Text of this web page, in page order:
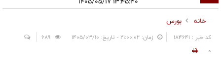
وضعیت
ناوبری
خانه
بورس
کد خبر : 184641 زمان: ۲۱:۰۰:۰۲ - تاریخ: ۱۴۰۵/۰۳/۱۰
0